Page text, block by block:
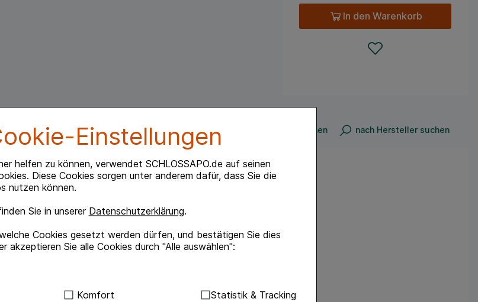
Einstellungen
helfen zu können, verwendet SCHLOSSAPO.de auf seinen
Diese Cookies sorgen unter anderem dafür, dass Sie die
nutzen können.
Sie in unserer Datenschutzerklärung.
Cookies gesetzt werden dürfen, und bestätigen Sie dies
akzeptieren Sie alle Cookies durch "Alle auswählen":
handelt es sich um Cookies, die für die Grundfunktionen unserer
Komfort Statistik & Tracking
In den Warenkorb
nach Produkt suchen nach Hersteller suchen
Raucherentwöhnung bei
mit dem Rauchen vollständig
ihres Zigarettenkonsums
Rauchausstieg zu erreichen.
kommt. Eine Beratung und